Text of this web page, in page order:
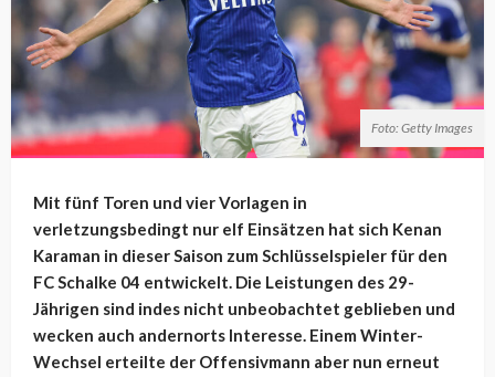
Foto: Getty Images
Mit fünf Toren und vier Vorlagen in
verletzungsbedingt nur elf Einsätzen hat sich Kenan
Karaman in dieser Saison zum Schlüsselspieler für den
FC Schalke 04 entwickelt. Die Leistungen des 29-
Jährigen sind indes nicht unbeobachtet geblieben und
wecken auch andernorts Interesse. Einem Winter-
Wechsel erteilte der Offensivmann aber nun erneut